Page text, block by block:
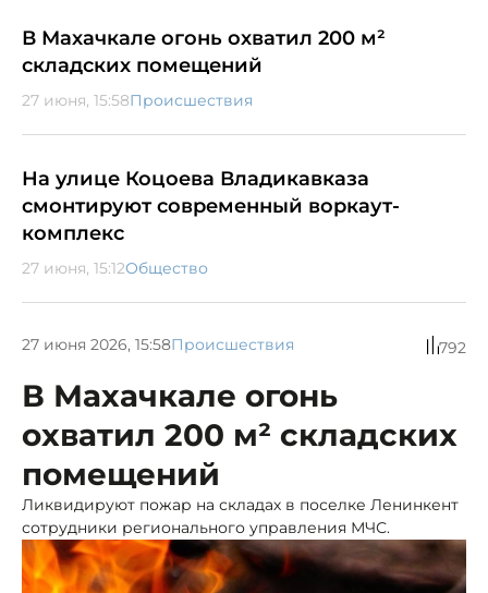
В Махачкале огонь охватил 200 м²
складских помещений
27 июня, 15:58Происшествия
На улице Коцоева Владикавказа
смонтируют современный воркаут-
комплекс
27 июня, 15:12Общество
27 июня 2026, 15:58Происшествия 792
В Махачкале огонь
охватил 200 м² складских
помещений
Ликвидируют пожар на складах в поселке Ленинкент
сотрудники регионального управления МЧС.